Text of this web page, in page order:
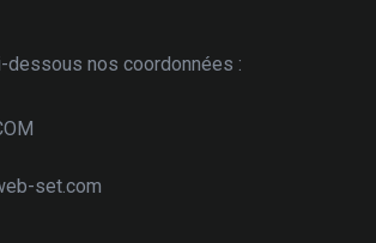
dessous nos coordonnées :
set.com